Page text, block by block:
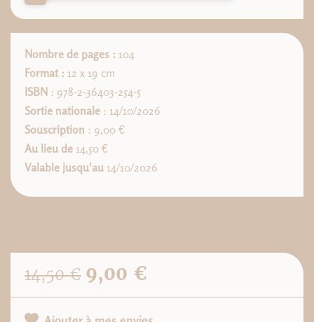
Nombre de pages : 104
Format : 12 x 19 cm
ISBN : 978-2-36403-254-5
Sortie nationale : 14/10/2026
Souscription : 9,00 €
Au lieu de 14,50 €
Valable jusqu'au 14/10/2026
14,50 € 9,00 €